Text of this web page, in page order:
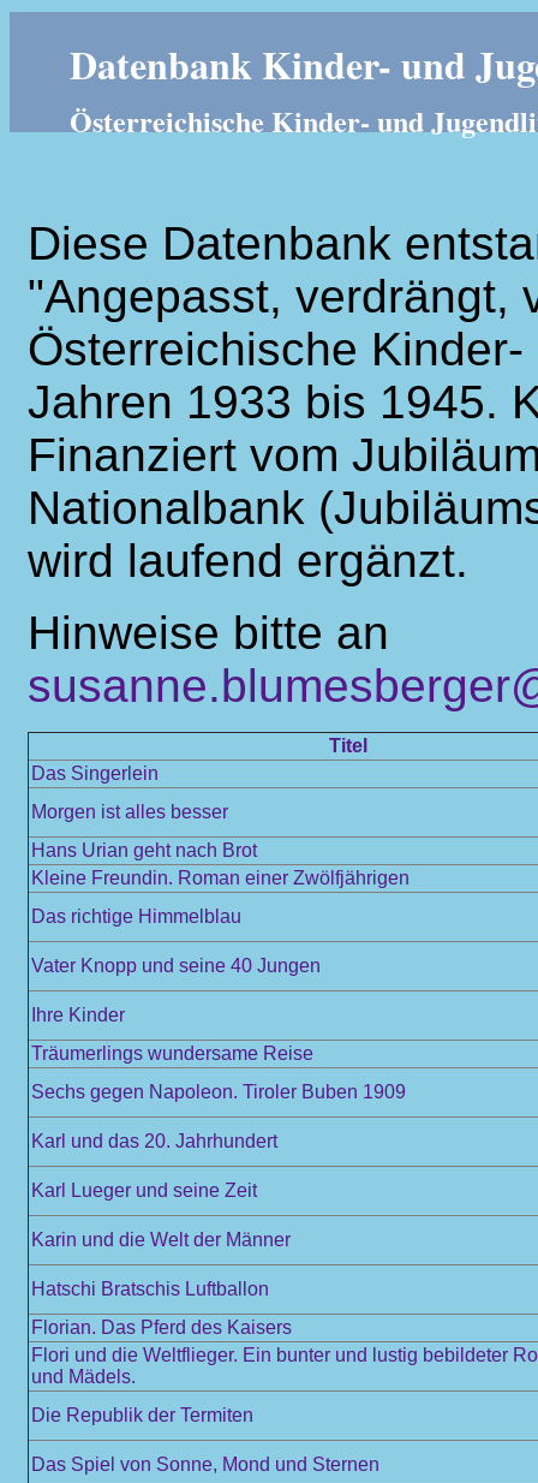
Datenbank Kinder- und
Österreichische Kinder- und
Diese Datenbank
"Angepasst, verdrängt,
Österreichische
Jahren 1933 bis 1945.
Finanziert vom
Nationalbank
wird laufend ergänzt.
Hinweise bitte an
Titel
Das Singerlein
Morgen ist alles besser
Hans Urian geht nach Brot
Kleine Freundin. Roman einer Zwölfjährigen
Das richtige Himmelblau
Vater Knopp und seine 40 Jungen
Ihre Kinder
Träumerlings wundersame Reise
Sechs gegen Napoleon. Tiroler Buben 1909
Karl und das 20. Jahrhundert
Karl Lueger und seine Zeit
Karin und die Welt der Männer
Hatschi Bratschis Luftballon
Florian. Das Pferd des Kaisers
Flori und die Weltflieger. Ein bunter und lustig bebildeter
und Mädels.
Die Republik der Termiten
Das Spiel von Sonne, Mond und Sternen